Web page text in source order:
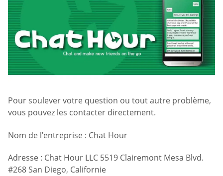
Pour soulever votre question ou tout autre problème,
vous pouvez les contacter directement.
Nom de l’entreprise : Chat Hour
Adresse : Chat Hour LLC 5519 Clairemont Mesa Blvd.
#268 San Diego, Californie